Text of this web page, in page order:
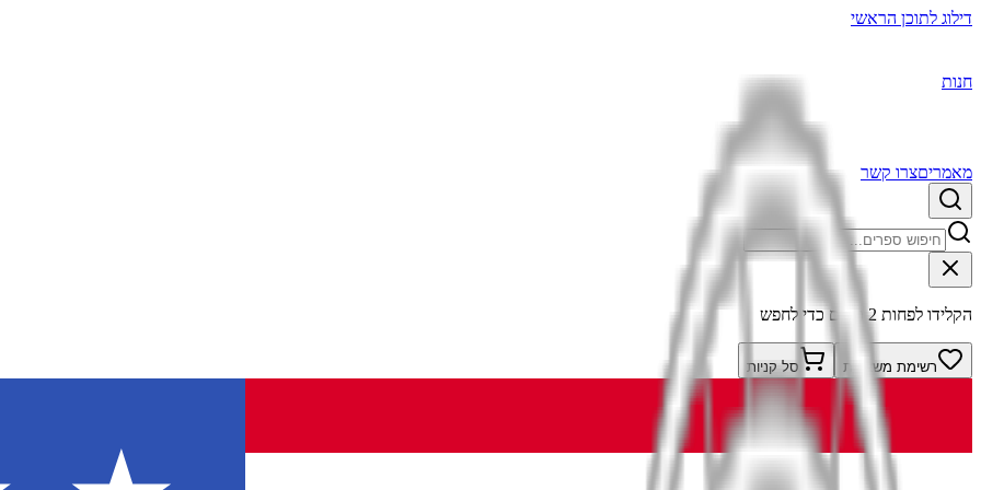
דילוג לתוכן הראשי
חנות
מאמריםצרו קשר
הקלידו לפחות 2 תווים כדי לחפש
רשימת משאלות סל קניות